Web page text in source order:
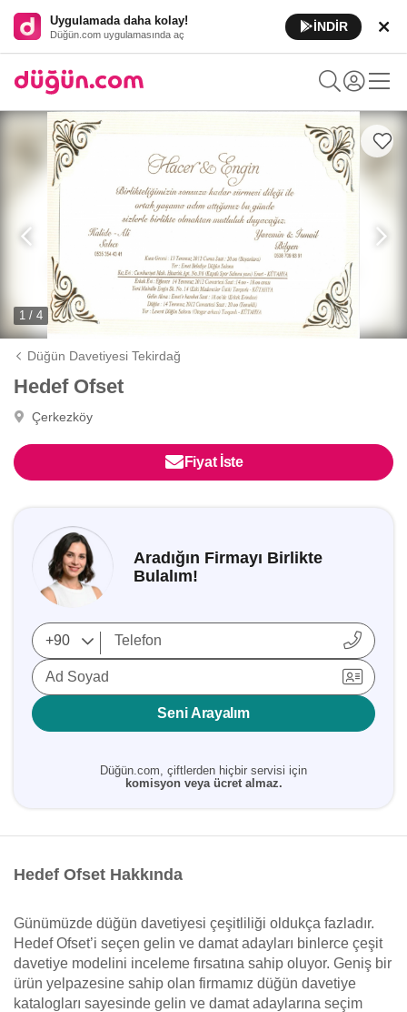
Uygulamada daha kolay!
Düğün.com uygulamasında aç
İNDİR
1 / 4
Düğün Davetiyesi Tekirdağ
Hedef Ofset
Çerkezköy
Fiyat İste
Aradığın Firmayı Birlikte
Bulalım!
Ad Soyad
Seni Arayalım
Düğün.com, çiftlerden hiçbir servisi için
komisyon veya ücret almaz.
Hedef Ofset Hakkında
Günümüzde düğün davetiyesi çeşitliliği oldukça fazladır.
Hedef Ofset’i seçen gelin ve damat adayları binlerce çeşit
davetiye modelini inceleme fırsatına sahip oluyor. Geniş bir
ürün yelpazesine sahip olan firmamız düğün davetiye
katalogları sayesinde gelin ve damat adaylarına seçim